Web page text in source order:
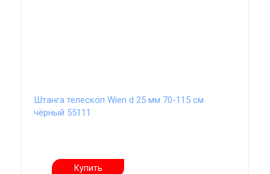
Штанга телескоп Wien d 25 мм 70-115 см
чёрный 55111
Купить